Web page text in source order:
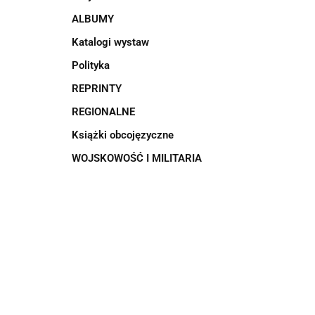
ALBUMY
Katalogi wystaw
Polityka
REPRINTY
REGIONALNE
Książki obcojęzyczne
WOJSKOWOŚĆ I MILITARIA